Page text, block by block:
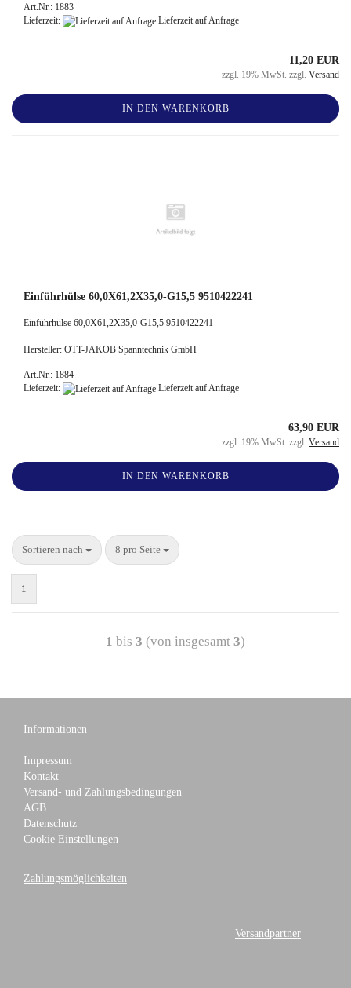
Art.Nr.: 1883
Lieferzeit:
Lieferzeit auf Anfrage
11,20 EUR
zzgl. 19% MwSt. zzgl. Versand
IN DEN WARENKORB
Einführhülse 60,0X61,2X35,0-G15,5 9510422241
Einführhülse 60,0X61,2X35,0-G15,5 9510422241
Hersteller: OTT-JAKOB Spanntechnik GmbH
Art.Nr.: 1884
Lieferzeit:
Lieferzeit auf Anfrage
63,90 EUR
zzgl. 19% MwSt. zzgl. Versand
IN DEN WARENKORB
Sortieren nach 8 pro Seite
1
1 bis 3 (von insgesamt 3)
Informationen
Impressum
Kontakt
Versand- und Zahlungsbedingungen
AGB
Datenschutz
Cookie Einstellungen
Zahlungsmöglichkeiten
Versandpartner